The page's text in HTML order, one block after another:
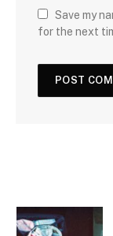
Save my
for the next